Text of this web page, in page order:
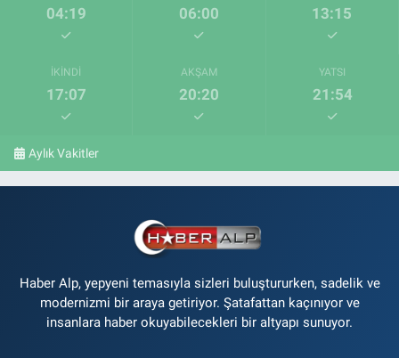
04:19 06:00 13:15
İKINDI
17:07
AKŞAM
20:20
YATSI
21:54
Aylık Vakitler
Haber Alp, yepyeni temasıyla sizleri buluştururken, sadelik ve
modernizmi bir araya getiriyor. Şatafattan kaçınıyor ve
insanlara haber okuyabilecekleri bir altyapı sunuyor.